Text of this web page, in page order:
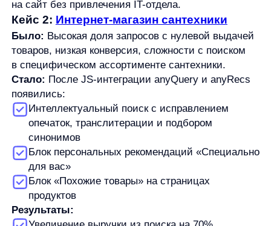
Популярные товары
Кастомизированные стратегии рекомендаций
под специфику косметического ритейла
Результаты:
Значительный рост кликабельности
рекомендаций
Увеличение доли выручки от рекомендаций
Превышение показателей предыдущего
решения от мирового лидера
Успешная работа с огромным ассортиментом
(более 4500 брендов)
Важно:
Внедрение через JS-код позволило быстро
заменить предыдущее решение, минимизировав
затраты клиента на процесс интеграции.
Почему AnyRecs = лучшее решение
для персонализации через JS-код